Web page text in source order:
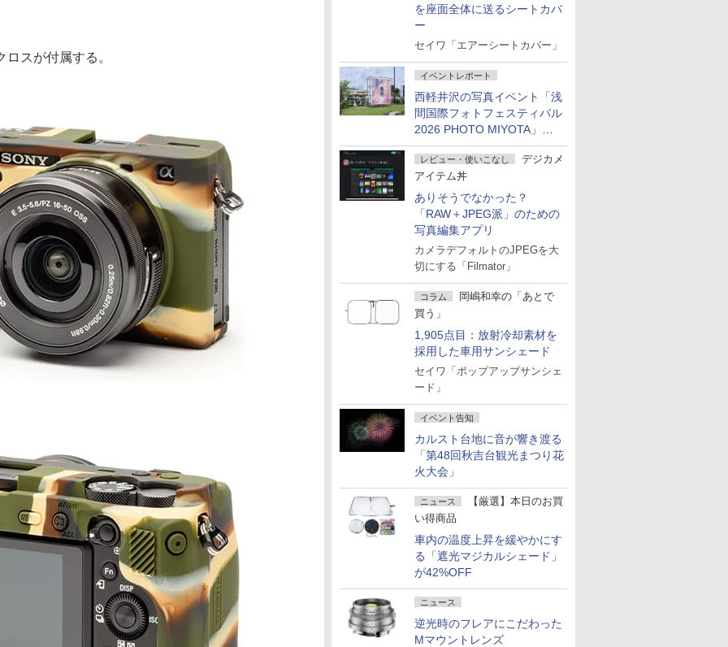
を座面全体に送るシートカバ
ー
セイワ「エアーシートカバー」
イベントレポート
西軽井沢の写真イベント「浅
間国際フォトフェスティバル
2026 PHOTO MIYOTA」が
開幕
レビュー・使いこなし
デジカメ
アイテム丼
ありそうでなかった？
「RAW＋JPEG派」のための
写真編集アプリ
カメラデフォルトのJPEGを大
切にする「Filmator」
コラム
岡嶋和幸の「あとで
買う」
1,905点目：放射冷却素材を
採用した車用サンシェード
セイワ「ポップアップサンシェ
ード」
イベント告知
カルスト台地に音が響き渡る
「第48回秋吉台観光まつり花
火大会」
ニュース
【厳選】本日のお買
い得商品
車内の温度上昇を緩やかにす
る「遮光マジカルシェード」
が42%OFF
ニュース
逆光時のフレアにこだわった
Mマウントレンズ
スが付属する。